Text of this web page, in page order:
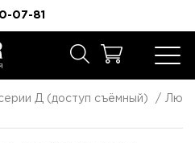
07-81
Д (доступ съёмный) Люк